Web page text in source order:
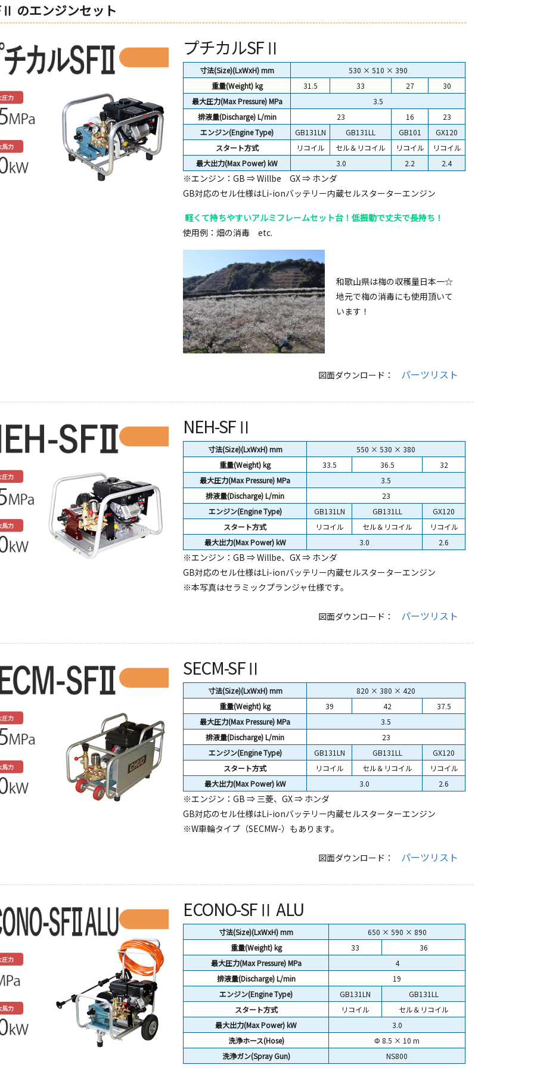
のエンジンセット
プチカルSFⅡ
寸法(Size)(LxWxH) mm
530 × 510 × 390
重量(Weight)kg 31.5 33 27
30
最大圧力(Max Pressure) MPa
3.5
排液量(Discharge) L/min
23 16
23
エンジン(Engine Type)
GB131LN GB131LL GB101
GX120
スタート方式
リコイル セル＆リコイル リコイル
リコイル
最大出力(Max Power) kW
3.0 2.2 2.4
※エンジン：GB ⇒ Willbe GX ⇒ ホンダ
GB対応のセル仕様はLi-ionバッテリー内蔵セルスターターエンジン
軽くて持ちやすいアルミフレームセット台！低振動で丈夫で長持ち！
使用例：畑の消毒 etc.
和歌山県は梅の収穫量日本一☆
地元で梅の消毒にも使用頂いて
います！
図面ダウンロード： パーツリスト
NEH-SFⅡ
寸法(Size)(LxWxH) mm
550 × 530 × 380
重量(Weight)kg 33.5 36.5
32
最大圧力(Max Pressure) MPa
3.5
排液量(Discharge) L/min
23
エンジン(Engine Type)
GB131LN GB131LL
GX120
スタート方式
リコイル セル＆リコイル
リコイル
最大出力(Max Power) kW
3.0 2.6
※エンジン：GB ⇒ Willbe、GX ⇒ ホンダ
GB対応のセル仕様はLi-ionバッテリー内蔵セルスターターエンジン
※本写真はセラミックプランジャ仕様です。
図面ダウンロード： パーツリスト
SECM-SFⅡ
寸法(Size)(LxWxH) mm
820 × 380 × 420
重量(Weight)kg 39 42
37.5
最大圧力(Max Pressure) MPa
3.5
排液量(Discharge) L/min
23
エンジン(Engine Type)
GB131LN GB131LL
GX120
スタート方式
リコイル セル＆リコイル
リコイル
最大出力(Max Power) kW
3.0 2.6
※エンジン：GB ⇒ 三菱、GX ⇒ ホンダ
GB対応のセル仕様はLi-ionバッテリー内蔵セルスターターエンジン
※W車輪タイプ（SECMW-）もあります。
図面ダウンロード： パーツリスト
ECONO-SFⅡ ALU
寸法(Size)(LxWxH) mm
650 × 590 × 890
重量(Weight)kg 33
36
最大圧力(Max Pressure) MPa
4
排液量(Discharge) L/min
19
エンジン(Engine Type)
GB131LN
GB131LL
スタート方式
リコイル
セル＆リコイル
最大出力(Max Power) kW
3.0
洗浄ホース(Hose)
Φ 8.5 × 10 m
洗浄ガン(Spray Gun)
NS800